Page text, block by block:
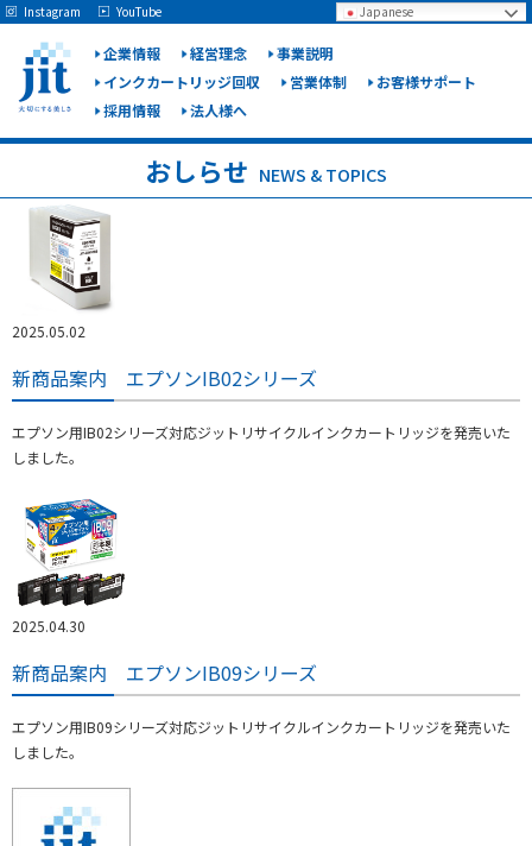
企業情報 経営理念
事業説明
インクカートリッジ回収
営業体制
お客様サポート
採用情報
法人様へ
Japanese
Instagram YouTube
おしらせ NEWS & TOPICS
2025.05.02
新商品案内 エプソンIB02シリーズ
エプソン用IB02シリーズ対応ジットリサイクルインクカートリッジを発売いた
しました。
2025.04.30
新商品案内 エプソンIB09シリーズ
エプソン用IB09シリーズ対応ジットリサイクルインクカートリッジを発売いた
しました。
May we use cookies to track your activities? We take your privacy very seriously.
Please see our privacy policy for details and any questions.YesNo